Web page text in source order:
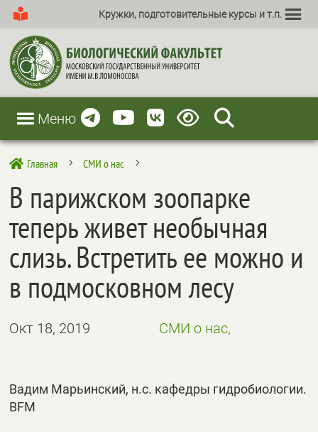
Кружки, подготовительные курсы и т.п.
Меню
 Главная 5 СМИ о нас 5
В парижском зоопарке
теперь живет необычная
слизь. Встретить ее можно и
в подмосковном лесу
Окт 18, 2019 СМИ о нас,
Вадим Марьинский, н.с. кафедры гидробиологии.
BFM